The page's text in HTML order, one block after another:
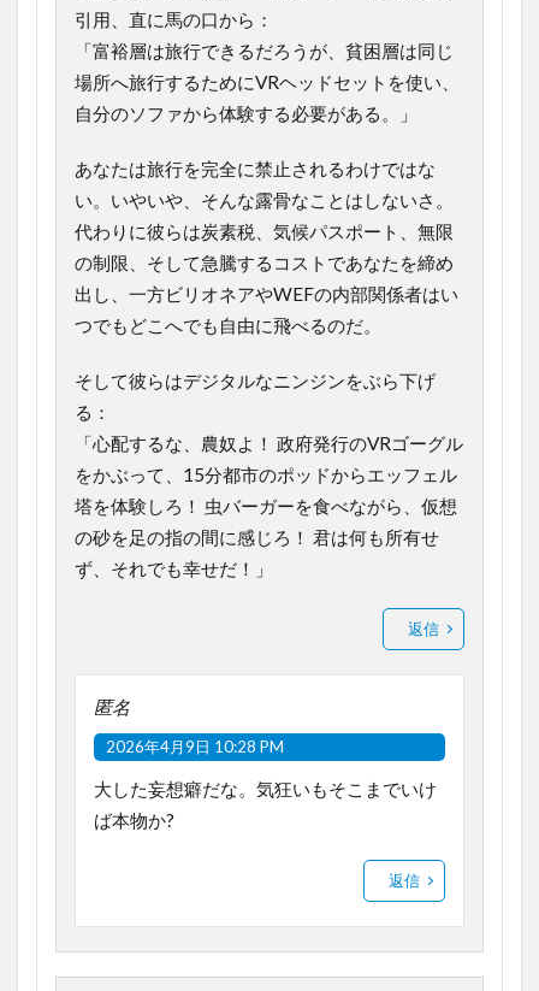
引用、直に馬の口から：
「富裕層は旅行できるだろうが、貧困層は同じ
場所へ旅行するためにVRヘッドセットを使い、
自分のソファから体験する必要がある。」
あなたは旅行を完全に禁止されるわけではな
い。いやいや、そんな露骨なことはしないさ。
代わりに彼らは炭素税、気候パスポート、無限
の制限、そして急騰するコストであなたを締め
出し、一方ビリオネアやWEFの内部関係者はい
つでもどこへでも自由に飛べるのだ。
そして彼らはデジタルなニンジンをぶら下げ
る：
「心配するな、農奴よ！ 政府発行のVRゴーグル
をかぶって、15分都市のポッドからエッフェル
塔を体験しろ！ 虫バーガーを食べながら、仮想
の砂を足の指の間に感じろ！ 君は何も所有せ
ず、それでも幸せだ！」
返信
匿名
2026年4月9日 10:28 PM
大した妄想癖だな。気狂いもそこまでいけ
ば本物か?
返信